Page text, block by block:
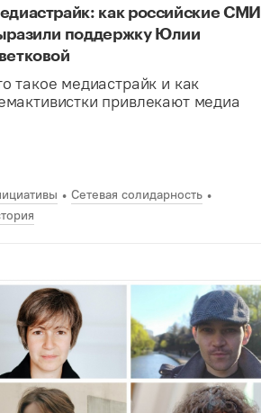
как российские СМИ
поддержку Юлии
такое медиастрайк и как
привлекают медиа
Сетевая солидарность